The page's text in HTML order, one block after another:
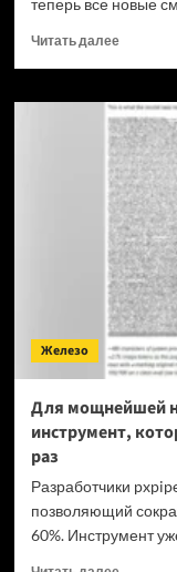
теперь все новые
Читать далее
OPPO
OxygenOS
и
Realme
UI
—
OnePlus
и
realme
на
Железо
Для мощнейшей
инструмент,
раз
Разработчики
позволяющий
60%. Инструмент